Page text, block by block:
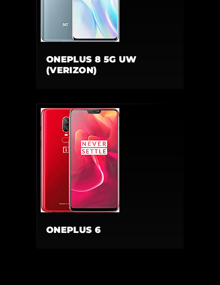
ONEPLUS 8 5G UW
(VERIZON)
ONEPLUS 6